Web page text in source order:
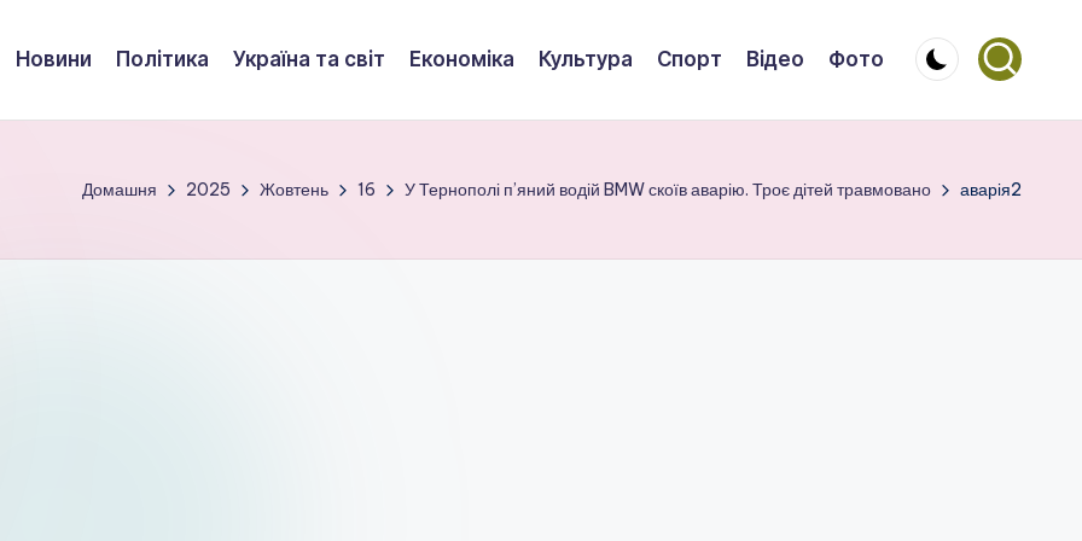
Новини Політика Україна та світ Економіка Культура Спорт Відео Фото
Домашня 2025 Жовтень 16 У Тернополі п’яний водій BMW скоїв аварію. Троє дітей травмовано аварія2